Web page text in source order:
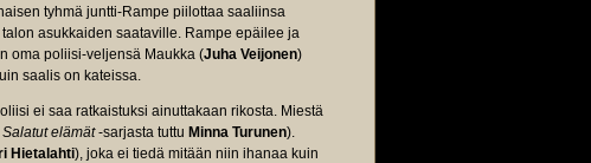
tyhmä juntti-Rampe piilottaa saaliinsa
asukkaiden saataville. Rampe epäilee ja
oma poliisi-veljensä Maukka (Juha Veijonen)
saalis on kateissa.
ei saa ratkaistuksi ainuttakaan rikosta. Miestä
Salatut elämät-sarjasta tuttu Minna Turunen).
Hietalahti), joka ei tiedä mitään niin ihanaa kuin